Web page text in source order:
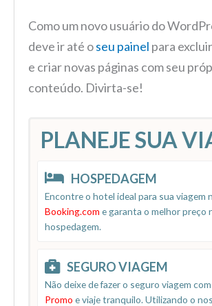
Como um novo usuário do
deve ir até oseu painel para
e criar novas páginas com seu
conteúdo. Divirta-se!
PLANEJE SUA
HOSPEDAGEM
Encontre o hotel ideal para sua viagem
Booking.com e garanta o melhor preço
hospedagem.
SEGURO VIAGEM
Não deixe de fazer o seguro viagem com
Promo e viaje tranquilo. Utilizando o